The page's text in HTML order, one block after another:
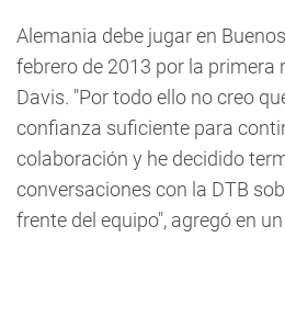
Alemania debe jugar en
febrero de 2013 por la primera
Davis. "Por todo ello no creo
confianza suficiente para
colaboración y he decidido
conversaciones con la DTB
frente del equipo", agregó en